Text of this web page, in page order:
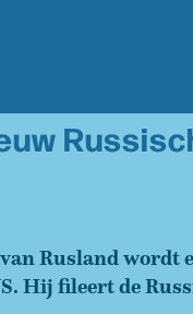
Rusland wordt
Hij fileert de